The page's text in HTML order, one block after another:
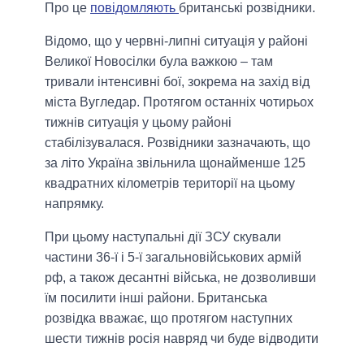
Про це повідомляють британські розвідники.
Відомо, що у червні-липні ситуація у районі
Великої Новосілки була важкою – там
тривали інтенсивні бої, зокрема на захід від
міста Вугледар. Протягом останніх чотирьох
тижнів ситуація у цьому районі
стабілізувалася. Розвідники зазначають, що
за літо Україна звільнила щонайменше 125
квадратних кілометрів території на цьому
напрямку.
При цьому наступальні дії ЗСУ скували
частини 36-ї і 5-ї загальновійськових армій
рф, а також десантні війська, не дозволивши
їм посилити інші райони. Британська
розвідка вважає, що протягом наступних
шести тижнів росія навряд чи буде відводити